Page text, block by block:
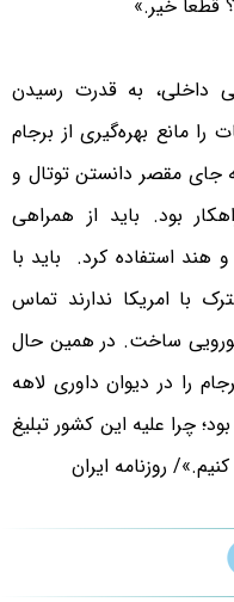
قطعاً خیر.»
به قدرت رسیدن
مانع بهره‌گیری از برجام
جای مقصر دانستن توتال و
بود. باید از همراهی
هند استفاده کرد. باید با
با امریکا ندارند تماس
یورویی ساخت. در همین حال
را در دیوان داوری لاهه
چرا علیه این کشور تبلیغ
روزنامه ایران